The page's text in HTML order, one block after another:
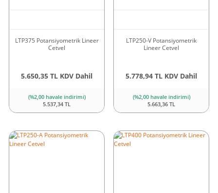
LTP375 Potansiyometrik Lineer
Cetvel
5.650,35 TL KDV Dahil
(%2,00 havale indirimi)
5.537,34 TL
LTP250-V Potansiyometrik
Lineer Cetvel
5.778,94 TL KDV Dahil
(%2,00 havale indirimi)
5.663,36 TL